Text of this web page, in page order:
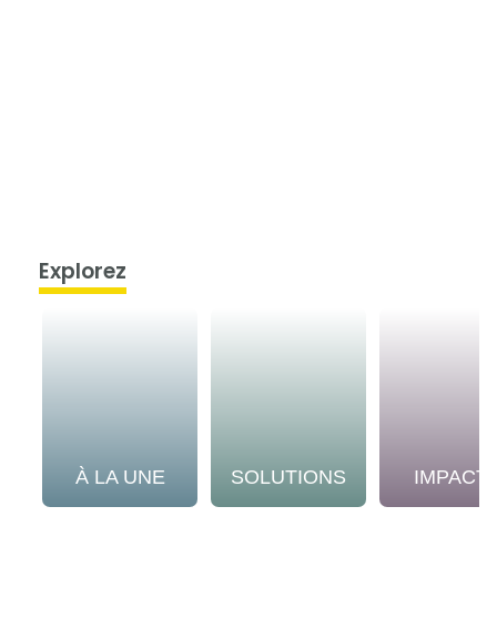
Explorez
À LA UNE SOLUTIONS